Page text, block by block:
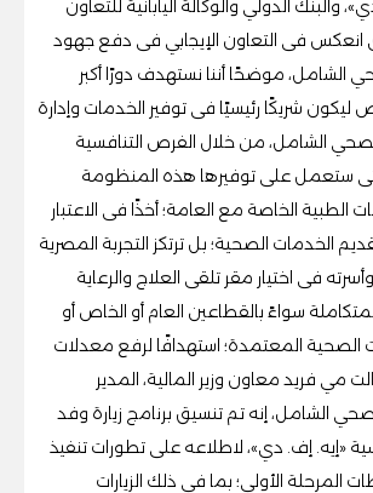
والبنك الدولي والوكالة اليابانية للتعاون
انعكس فى التعاون الإيجابي فى دفع جهود
الشامل، موضحًا أننا نستهدف دورًا أكبر
ليكون شريكًا رئيسيًا فى توفير الخدمات وإدارة
الشامل، من خلال الفرص التنافسية
ستعمل على توفيرها هذه المنظومة
الخاصة مع العامة؛ أخذًا فى الاعتبار
الخدمات الصحية؛ بل ترتكز التجربة المصرية
فى اختيار مقر تلقى العلاج والرعاية
سواءً بالقطاعين العام أو الخاص أو
الصحية المعتمدة؛ استهدافًا لرفع معدلات
مي فريد معاون وزير المالية، المدير
الشامل، إنه تم تنسيق برنامج زيارة وفد
«إيه. إف. دي»، لاطلاعه على تطورات تنفيذ
الأولى؛ بما في ذلك الزيارات